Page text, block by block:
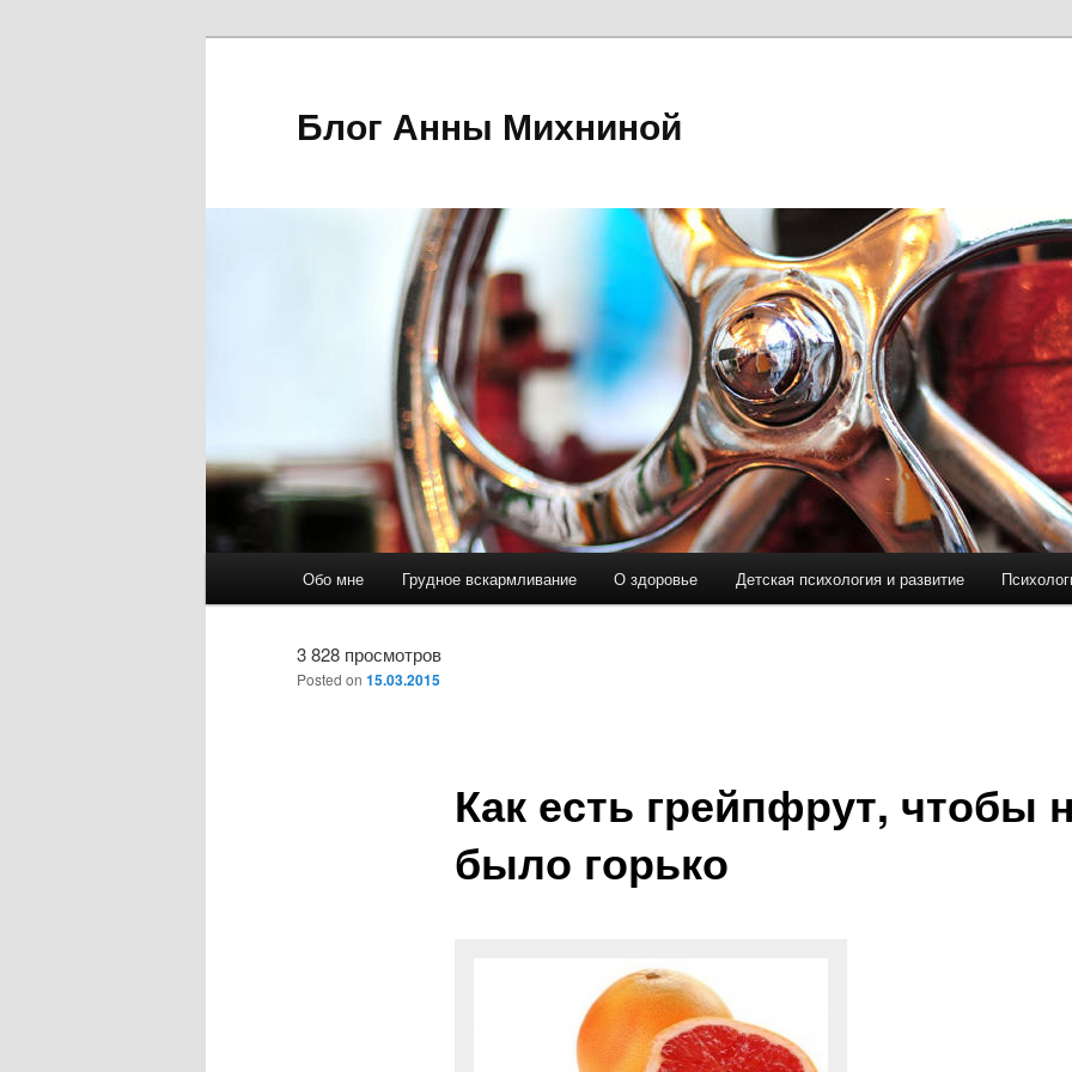
Блог Анны Михниной
Skip
Обо мне Грудное вскармливание О здоровье Детская психология и развитие
3 828 просмотров
Как есть грейпфрут, чтобы
было горько
Posted on 15.03.2015